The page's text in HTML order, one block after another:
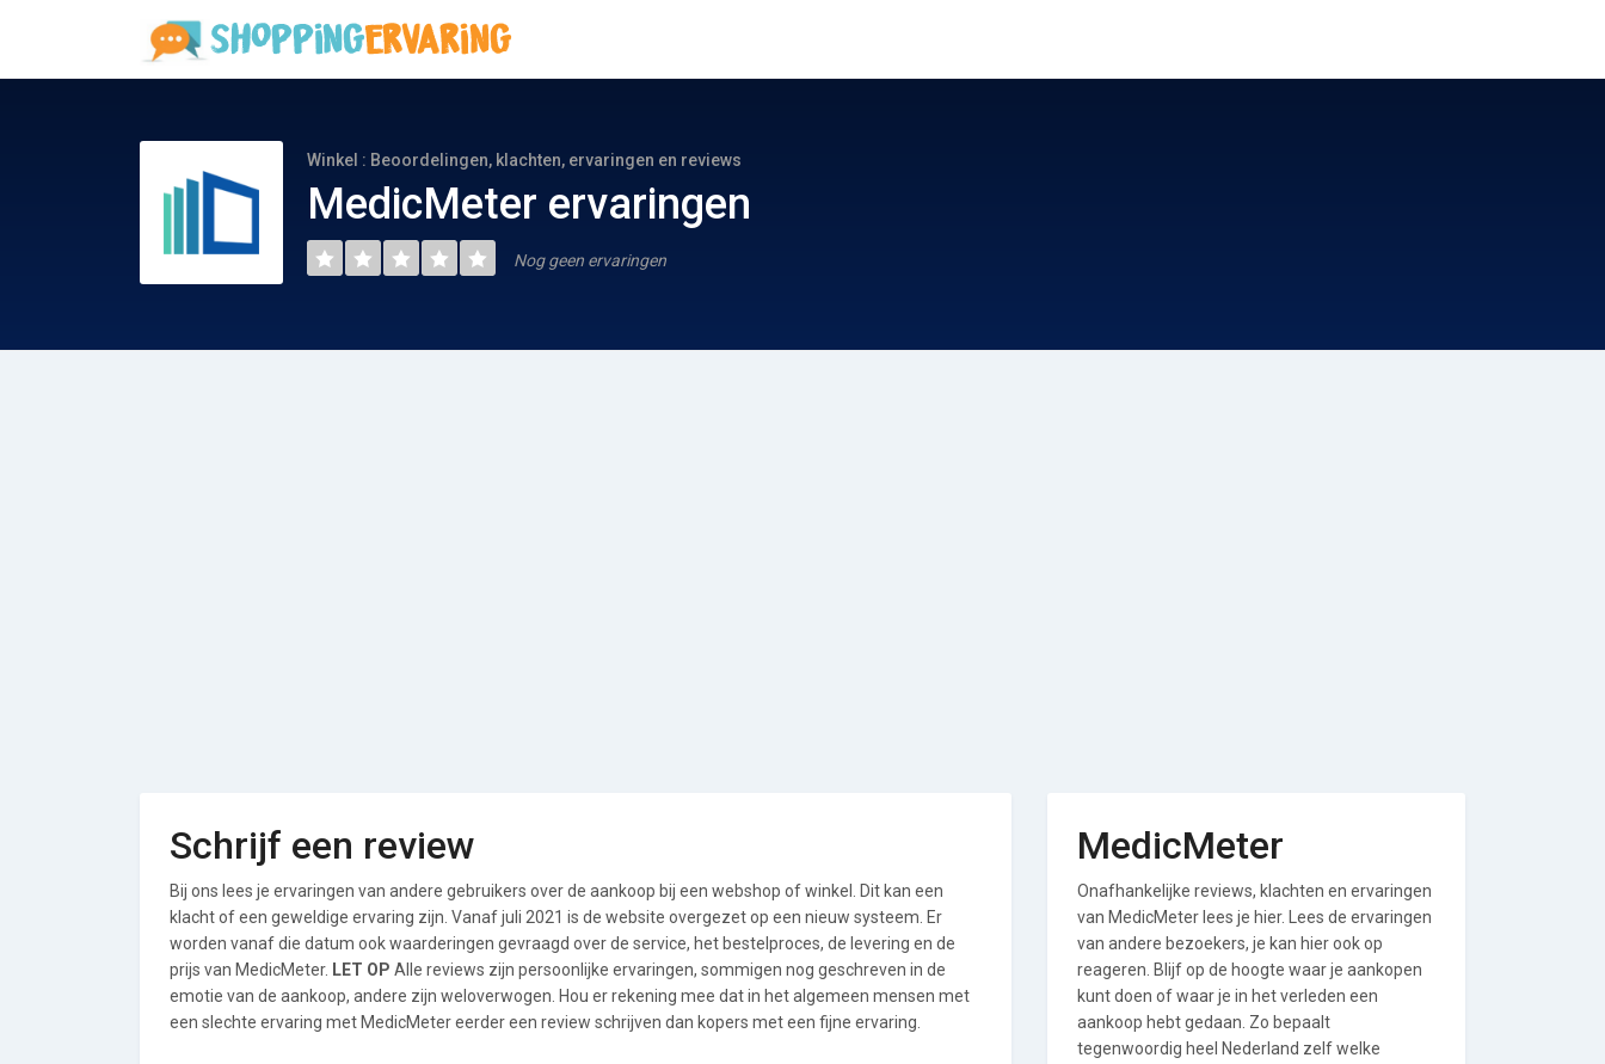
Winkel : Beoordelingen, klachten, ervaringen en reviews
MedicMeter ervaringen
Nog geen ervaringen
Schrijf een review
Bij ons lees je ervaringen van andere gebruikers over de aankoop bij een webshop of winkel. Dit kan een
klacht of een geweldige ervaring zijn. Vanaf juli 2021 is de website overgezet op een nieuw systeem. Er
worden vanaf die datum ook waarderingen gevraagd over de service, het bestelproces, de levering en de
prijs van MedicMeter. LET OP Alle reviews zijn persoonlijke ervaringen, sommigen nog geschreven in de
emotie van de aankoop, andere zijn weloverwogen. Hou er rekening mee dat in het algemeen mensen met
een slechte ervaring met MedicMeter eerder een review schrijven dan kopers met een fijne ervaring.
MedicMeter
Onafhankelijke reviews, klachten en ervaringen
van MedicMeter lees je hier. Lees de ervaringen
van andere bezoekers, je kan hier ook op
reageren. Blijf op de hoogte waar je aankopen
kunt doen of waar je in het verleden een
aankoop hebt gedaan. Zo bepaalt
tegenwoordig heel Nederland zelf welke